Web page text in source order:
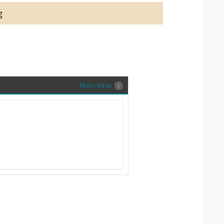
auch richtig in Szene zu setzen,
Trauringe-EFES Tragetasche inkl.
Sendung zu schützen und
Mehr Infos